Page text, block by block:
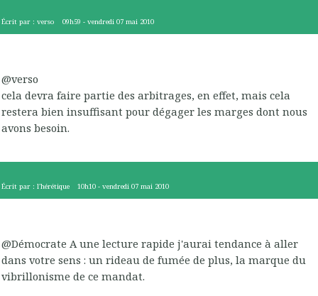
Écrit par : verso 09h59 -vendredi 07 mai 2010
@verso
cela devra faire partie des arbitrages, en effet, mais cela
restera bien insuffisant pour dégager les marges dont nous
avons besoin.
Écrit par : l'hérétique 10h10 -vendredi 07 mai 2010
@Démocrate A une lecture rapide j'aurai tendance à aller
dans votre sens : un rideau de fumée de plus, la marque du
vibrillonisme de ce mandat.